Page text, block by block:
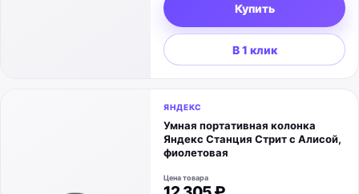
Купить
В 1 клик
ЯНДЕКС
Умная портативная колонка
Яндекс Станция Стрит с Алисой,
фиолетовая
Цена товара